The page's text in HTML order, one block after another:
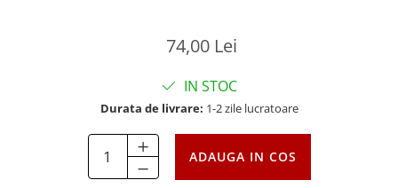
74,00 Lei
IN STOC
Durata de livrare: 1-2 zile lucratoare
ADAUGA IN COS